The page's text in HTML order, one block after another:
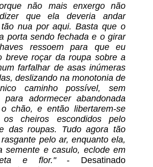
não mais enxergo não
que ela deveria andar
nua por aqui. Basta que o
porta sendo fechada e o girar
ressoem para que eu
breve roçar da roupa sobre a
farfalhar de asas inúmeras
deslizando na monotonia de
caminho possível, sem
para adormecer abandonada
chão, e então libertarem-se
os cheiros escondidos pelo
das roupas. Tudo agora tão
pelo ar, enquanto ela,
semente e casulo, eclode em
e flor."- Desatinado